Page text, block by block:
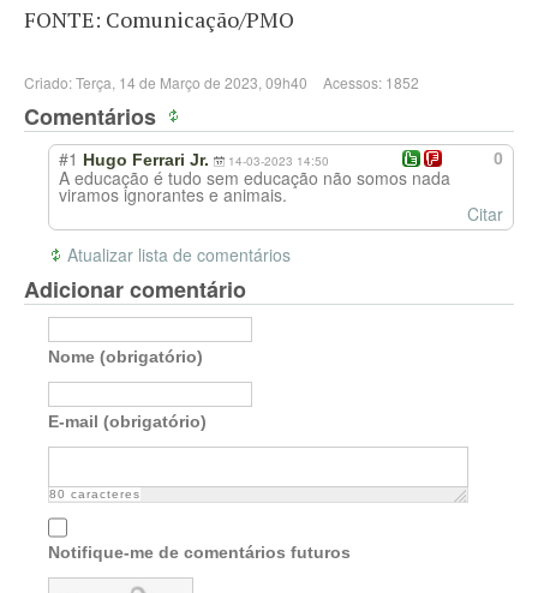
FONTE: Comunicação/PMO
Criado: Terça, 14 de Março de 2023, 09h40 Acessos: 1852
Comentários
0
#1 Hugo Ferrari Jr. 14-03-2023 14:50
A educação é tudo sem educação não somos nada
viramos ignorantes e animais.
Citar
Atualizar lista de comentários
Adicionar comentário
Nome (obrigatório)
E-mail (obrigatório)
80 caracteres
Notifique-me de comentários futuros